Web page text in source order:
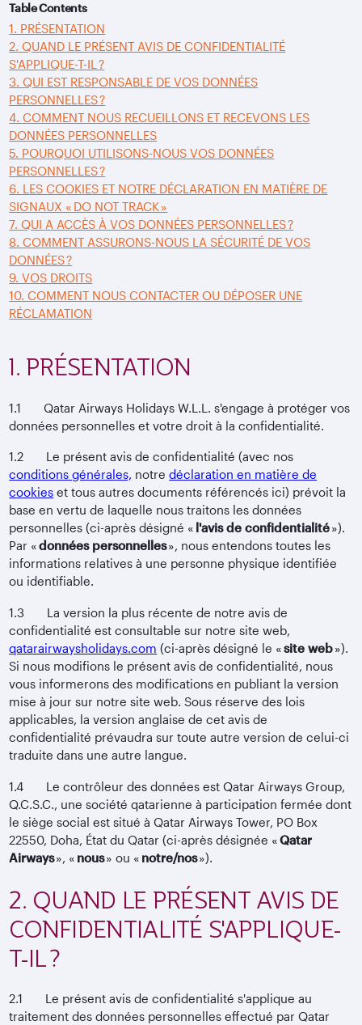
Table Contents
1. PRÉSENTATION
2. QUAND LE PRÉSENT AVIS DE CONFIDENTIALITÉ
S'APPLIQUE-T-IL ?
3. QUI EST RESPONSABLE DE VOS DONNÉES
PERSONNELLES ?
4. COMMENT NOUS RECUEILLONS ET RECEVONS LES
DONNÉES PERSONNELLES
5. POURQUOI UTILISONS-NOUS VOS DONNÉES
PERSONNELLES ?
6. LES COOKIES ET NOTRE DÉCLARATION EN MATIÈRE DE
SIGNAUX « DO NOT TRACK »
7. QUI A ACCÈS À VOS DONNÉES PERSONNELLES ?
8. COMMENT ASSURONS-NOUS LA SÉCURITÉ DE VOS
DONNÉES ?
9. VOS DROITS
10. COMMENT NOUS CONTACTER OU DÉPOSER UNE
RÉCLAMATION
1. PRÉSENTATION
1.1 Qatar Airways Holidays W.L.L. s'engage à protéger vos
données personnelles et votre droit à la confidentialité.
1.2 Le présent avis de confidentialité (avec nos
conditions générales, notredéclaration en matière de
cookies et tous autres documents référencés ici) prévoit la
base en vertu de laquelle nous traitons les données
personnelles (ci-après désigné « l'avis de confidentialité»).
Par «données personnelles», nous entendons toutes les
informations relatives à une personne physique identifiée
ou identifiable.
1.3 La version la plus récente de notre avis de
confidentialité est consultable sur notre site web,
qatarairwaysholidays.com (ci-après désigné le «site web»).
Si nous modifions le présent avis de confidentialité, nous
vous informerons des modifications en publiant la version
mise à jour sur notre site web. Sous réserve des lois
applicables, la version anglaise de cet avis de
confidentialité prévaudra sur toute autre version de celui-ci
traduite dans une autre langue.
1.4 Le contrôleur des données est Qatar Airways Group,
Q.C.S.C., une société qatarienne à participation fermée dont
le siège social est situé à Qatar Airways Tower, PO Box
22550, Doha, État du Qatar (ci-après désignée «Qatar
Airways», « nous» ou « notre/nos»).
2. QUAND LE PRÉSENT AVIS DE
CONFIDENTIALITÉ S'APPLIQUE-
T-IL ?
2.1 Le présent avis de confidentialité s'applique au
traitement des données personnelles effectué par Qatar